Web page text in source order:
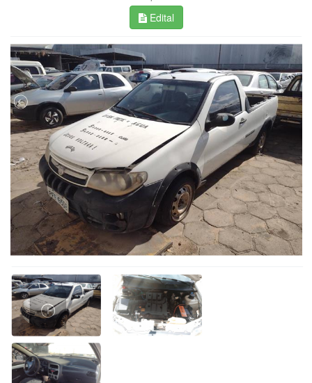
Edital